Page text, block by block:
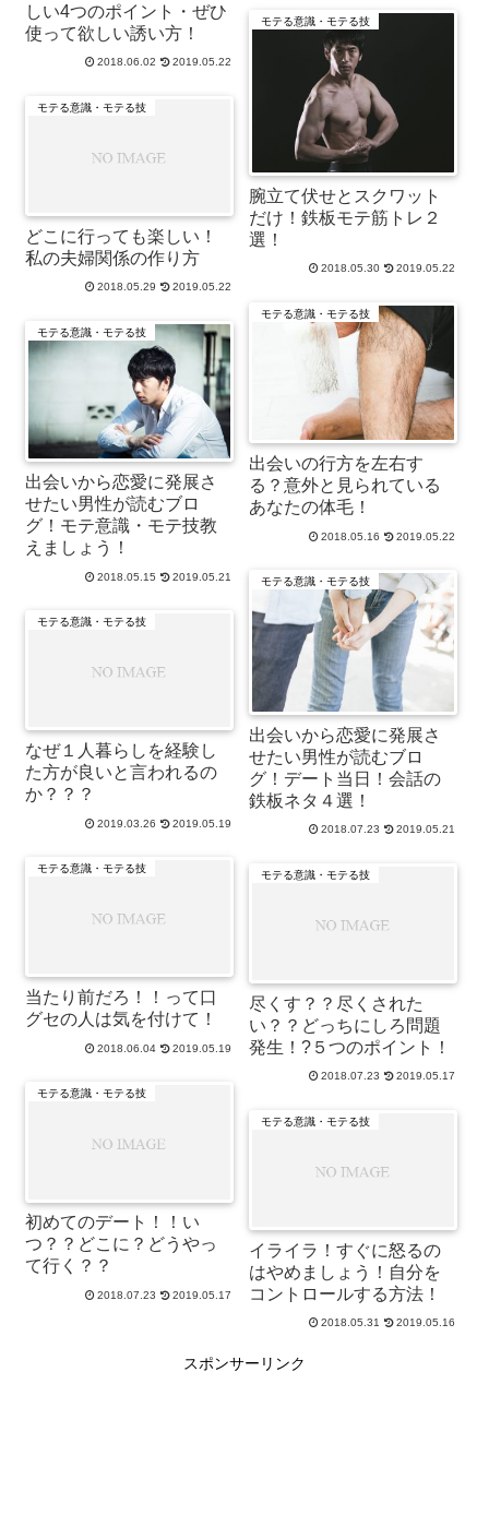
しい4つのポイント・ぜひ
使って欲しい誘い方！
2018.06.02 2019.05.22
モテる意識・モテる技
腕立て伏せとスクワット
だけ！鉄板モテ筋トレ２
選！
2018.05.30 2019.05.22
モテる意識・モテる技
どこに行っても楽しい！
私の夫婦関係の作り方
2018.05.29 2019.05.22
モテる意識・モテる技
出会いの行方を左右す
る？意外と見られている
あなたの体毛！
2018.05.16 2019.05.22
モテる意識・モテる技
出会いから恋愛に発展さ
せたい男性が読むブロ
グ！モテ意識・モテ技教
えましょう！
2018.05.15 2019.05.21 モテる意識・モテる技
出会いから恋愛に発展さ
せたい男性が読むブロ
グ！デート当日！会話の
鉄板ネタ４選！
2018.07.23 2019.05.21
モテる意識・モテる技
なぜ１人暮らしを経験し
た方が良いと言われるの
か？？？
2019.03.26 2019.05.19
モテる意識・モテる技
当たり前だろ！！って口
グセの人は気を付けて！
2018.06.04 2019.05.19
モテる意識・モテる技
尽くす？？尽くされた
い？？どっちにしろ問題
発生！?５つのポイント！
2018.07.23
2019.05.17
モテる意識・モテる技
初めてのデート！！い
つ？？どこに？どうやっ
て行く？？
2018.07.23 2019.05.17
モテる意識・モテる技
イライラ！すぐに怒るの
はやめましょう！自分を
コントロールする方法！
2018.05.31 2019.05.16
スポンサーリンク